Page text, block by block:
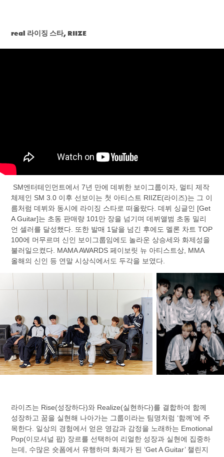
real 라이징 스타, RIIZE ​​​​​​​
SM엔터테인먼트에서 7년 만에 데뷔한 보이그룹이자, 멀티 제작
체제인 SM 3.0 이후 선보이는 첫 아티스트 RIIZE(라이즈)는 그 이
름처럼 데뷔와 동시에 라이징 스타로 떠올랐다. 데뷔 싱글인 [Get
A Guitar]는 초동 판매량 101만 장을 넘기며 데뷔앨범 초동 밀리
언 셀러를 달성했다. 또한 발매 1달을 넘긴 후에도 멜론 차트 TOP
100에 머무르며 신인 보이그룹임에도 놀라운 상승세와 화제성을
불러일으켰다. MAMA AWARDS 페이보릿 뉴 아티스트상, MMA
올해의 신인 등 연말 시상식에서도 두각을 보였다.
라이즈는 Rise(성장하다)와 Realize(실현하다)를 결합하여 함께
성장하고 꿈을 실현해 나아가는 그룹이라는 팀명처럼 ‘함께’에 주
목한다. 일상의 경험에서 얻은 영감과 감정을 노래하는 Emotional
Pop(이모셔널 팝) 장르를 선택하여 리얼한 성장과 실현에 집중하
는데, 수많은 숏폼에서 유행하며 화제가 된 ‘Get A Guitar’ 챌린지